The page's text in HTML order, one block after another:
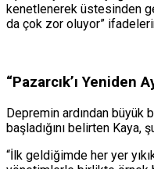
kenetlenerek üstesinden
da çok zor oluyor”
“Pazarcık’ı Yeniden
Depremin ardından büyük
başladığını belirten Kaya,
“İlk geldiğimde her yer